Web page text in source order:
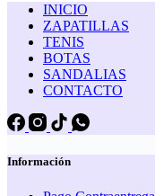
INICIO
ZAPATILLAS
TENIS
BOTAS
SANDALIAS
CONTACTO
Información